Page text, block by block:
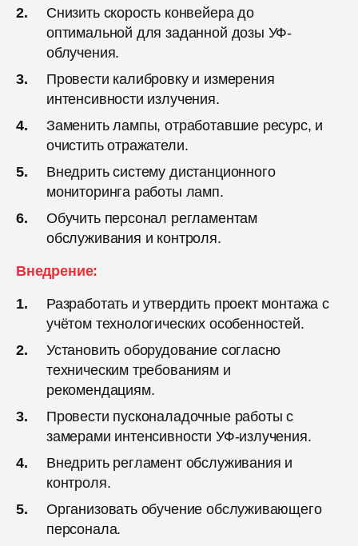
Снизить скорость конвейера до
оптимальной для заданной дозы УФ-
облучения.
Провести калибровку и измерения
интенсивности излучения.
Заменить лампы, отработавшие ресурс, и
очистить отражатели.
Внедрить систему дистанционного
мониторинга работы ламп.
Обучить персонал регламентам
обслуживания и контроля.
Внедрение:
Разработать и утвердить проект монтажа с
учётом технологических особенностей.
Установить оборудование согласно
техническим требованиям и
рекомендациям.
Провести пусконаладочные работы с
замерами интенсивности УФ-излучения.
Внедрить регламент обслуживания и
контроля.
Организовать обучение обслуживающего
персонала.